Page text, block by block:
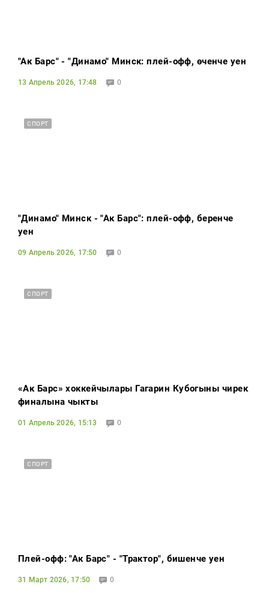
"Ак Барс" - "Динамо" Минск: плей-офф, өченче уен
13 Апрель 2026, 17:48 0
СПОРТ
"Динамо" Минск - "Ак Барс": плей-офф, беренче
уен
09 Апрель 2026, 17:50 0
СПОРТ
«Ак Барс» хоккейчылары Гагарин Кубогының чирек
финалына чыкты
01 Апрель 2026, 15:13 0
СПОРТ
Плей-офф: "Ак Барс" - "Трактор", бишенче уен
31 Март 2026, 17:50 0